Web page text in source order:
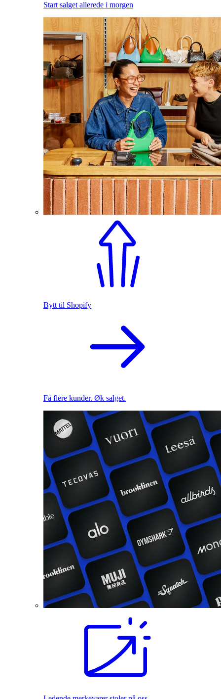
Start salget allerede i morgen
Bytt til Shopify
Få flere kunder. Øk salget.